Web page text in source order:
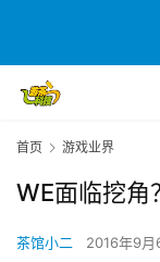
首页 游戏业界
WE面临挖角
茶馆小二 2016年9月